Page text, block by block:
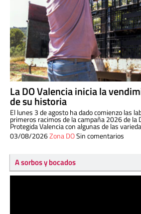
La DO Valencia inicia la
de su historia
El lunes 3 de agosto ha dado comienzo las
primeros racimos de la campaña 2026 de la
Protegida Valencia con algunas de las
03/08/2026Zona DOSin comentarios
A sorbos y bocados